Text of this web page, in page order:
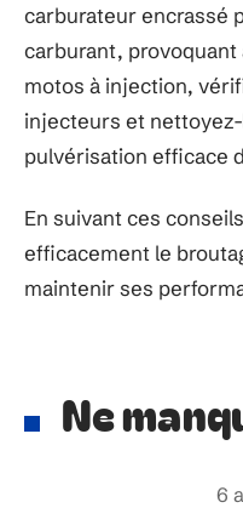
carburateur encrassé
carburant, provoquant
motos à injection,
injecteurs et
pulvérisation efficace
En suivant ces
efficacement le
maintenir ses
Ne
6